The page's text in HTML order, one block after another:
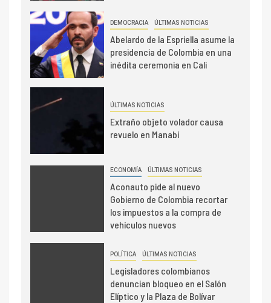
DEMOCRACIA ÚLTIMAS NOTICIAS
Abelardo de la Espriella asume la
presidencia de Colombia en una
inédita ceremonia en Cali
ÚLTIMAS NOTICIAS
Extraño objeto volador causa
revuelo en Manabí
ECONOMÍA ÚLTIMAS NOTICIAS
Aconauto pide al nuevo
Gobierno de Colombia recortar
los impuestos a la compra de
vehículos nuevos
POLÍTICA ÚLTIMAS NOTICIAS
Legisladores colombianos
denuncian bloqueo en el Salón
Elíptico y la Plaza de Bolívar